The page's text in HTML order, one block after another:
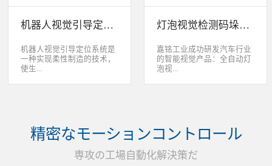
空间内目标工件的准确抓
上存在位移和角度偏差，3D
的三维特征信息，准确获取
工件的三维位置信息。该系
统可广泛应用于各类生产线
上物料搬运、装配、上架、
下架等。
机器人视觉引导定位系统
机器人视觉引导定位系统是
一种实现柔性制造的技术，
使生...
器视觉系统还能在处理或组
装产品的同时对其进行检
和数据矩阵代码。功能介绍
灯泡视觉检测码垛系统
嘉铭工业成功研发汽车行业
的智能视觉产品：全自动灯
泡视...
泡、裂纹、脏污、气线；灯
头上的顶锡缺失、顶丝外
外露、脏污、灯头角度；剔
精密なモーションコントロール
専攻の工場自動化解決策だ